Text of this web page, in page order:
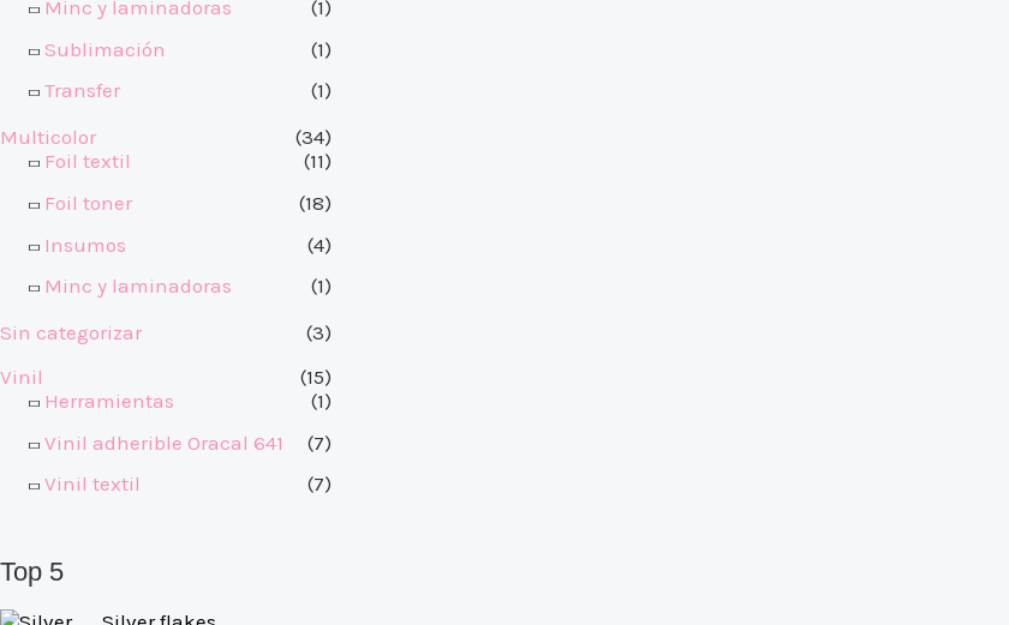
Minc y laminadoras
(1)
Sublimación
(1)
Transfer
(1)
Multicolor
(34)
Foil textil
(11)
Foil toner
(18)
Insumos
(4)
Minc y laminadoras
(1)
Sin categorizar
(3)
Vinil
(15)
Herramientas
(1)
Vinil adherible Oracal 641
(7)
Vinil textil
(7)
Top 5